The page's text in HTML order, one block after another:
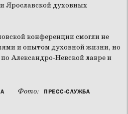
Ярославской духовных
конференции смогли не
и опытом духовной жизни, но
Александро-Невской лавре и
Фото:
ПРЕСС-СЛУЖБА